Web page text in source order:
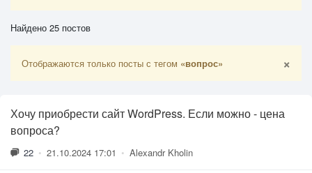
Найдено 25 постов
Отображаются только посты с тегом «вопрос» ×
Хочу приобрести сайт WordPress. Если можно - цена
вопроса?
22 • 21.10.2024 17:01 • Alexandr Kholin